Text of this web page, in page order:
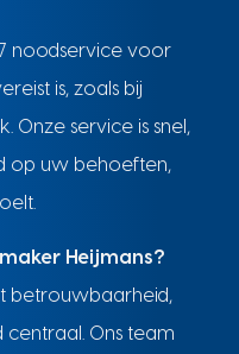
noodservice voor
is, zoals bij
Onze service is snel,
op uw behoeften,
Heijmans?
betrouwbaarheid,
Ons team